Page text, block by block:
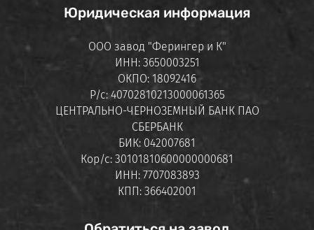
Юридическая информация
ООО завод "Ферингер и К"
ИНН: 3650003251
ОКПО: 18092416
Р/с: 40702810213000061365
ЦЕНТРАЛЬНО-ЧЕРНОЗЕМНЫЙ БАНК ПАО
СБЕРБАНК
БИК: 042007681
Кор/с: 30101810600000000681
ИНН: 7707083893
КПП: 366402001